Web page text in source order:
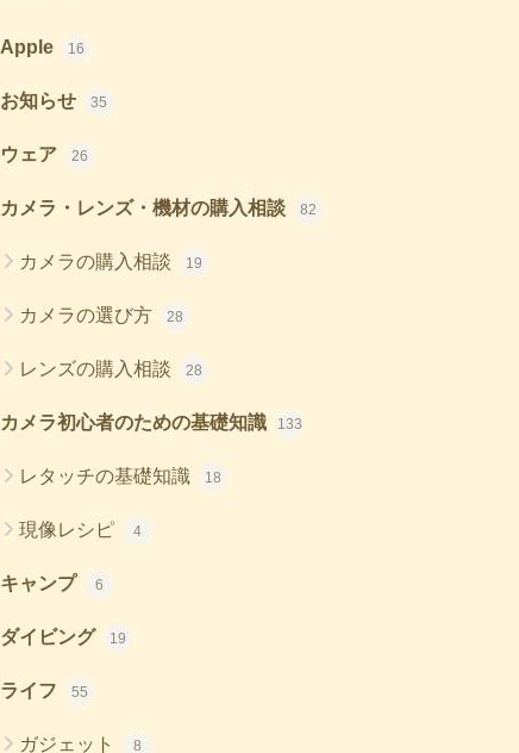
Apple 16
お知らせ 35
ウェア 26
カメラ・レンズ・機材の購入相談 82
カメラの購入相談 19
カメラの選び方 28
レンズの購入相談 28
カメラ初心者のための基礎知識 133
レタッチの基礎知識 18
現像レシピ 4
キャンプ 6
ダイビング 19
ライフ 55
ガジェット 8